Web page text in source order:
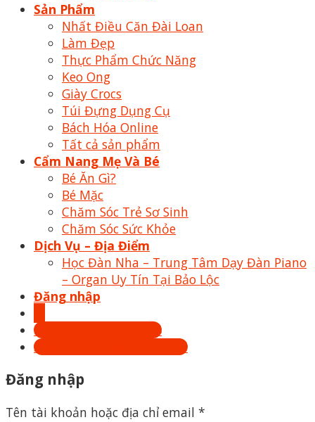
Sản Phẩm
Nhất Điều Căn Đài Loan
Làm Đẹp
Thực Phẩm Chức Năng
Keo Ong
Giày Crocs
Túi Đựng Dụng Cụ
Bách Hóa Online
Tất cả sản phẩm
Cẩm Nang Mẹ Và Bé
Bé Ăn Gì?
Bé Mặc
Chăm Sóc Trẻ Sơ Sinh
Chăm Sóc Sức Khỏe
Dịch Vụ – Địa Điểm
Học Đàn Nha – Trung Tâm Dạy Đàn Piano
– Organ Uy Tín Tại Bảo Lộc
Đăng nhập
Hotline: 0879.26.26.04
Shoptrecon.vn@gmail.com
Đăng nhập
Tên tài khoản hoặc địa chỉ email *